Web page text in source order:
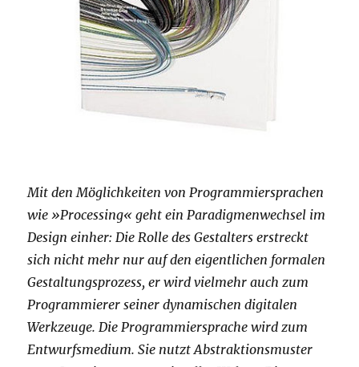
Mit den Möglichkeiten von Programmiersprachen
wie »Processing« geht ein Paradigmenwechsel im
Design einher: Die Rolle des Gestalters erstreckt
sich nicht mehr nur auf den eigentlichen formalen
Gestaltungsprozess, er wird vielmehr auch zum
Programmierer seiner dynamischen digitalen
Werkzeuge. Die Programmiersprache wird zum
Entwurfsmedium. Sie nutzt Abstraktionsmuster